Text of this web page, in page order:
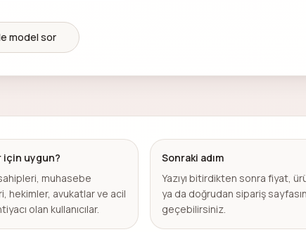
model sor
için uygun?
muhasebe
hekimler, avukatlar ve acil
olan kullanıcılar.
Sonraki adım
Yazıyı bitirdikten sonra fiyat,
ya da doğrudan sipariş
geçebilirsiniz.